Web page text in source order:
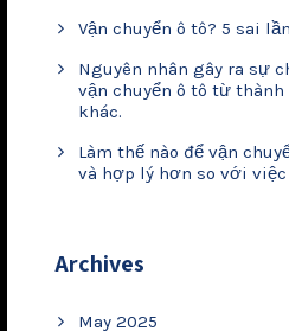
Vận chuyển ô tô? 5 sai
Nguyên nhân gây ra sự
vận chuyển ô tô từ
khác.
Làm thế nào để vận
và hợp lý hơn so với
Archives
May 2025